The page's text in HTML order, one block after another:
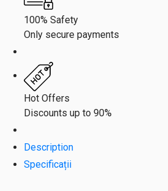
100% Safety
Only secure payments
Hot Offers
Discounts up to 90%
Description
Specificații